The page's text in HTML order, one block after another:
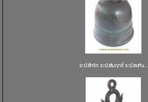
ระฆังสำริด ระฆังสัมฤทธิ์ ระฆังลงหิน...